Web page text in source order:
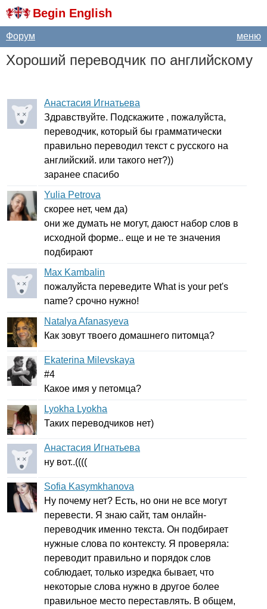
Begin English
меню
Форум
Хороший переводчик по английскому
Анастасия Игнатьева
Здравствуйте. Подскажите , пожалуйста,
переводчик, который бы грамматически
правильно переводил текст с русского на
английский. или такого нет?))
заранее спасибо
Yulia Petrova
скорее нет, чем да)
они же думать не могут, даюст набор слов в
исходной форме.. еще и не те значения
подбирают
Max Kambalin
пожалуйста переведите What is your pet's
name? срочно нужно!
Natalya Afanasyeva
Как зовут твоего домашнего питомца?
Ekaterina Milevskaya
#4
Какое имя у петомца?
Lyokha Lyokha
Таких переводчиков нет)
Анастасия Игнатьева
ну вот..((((
Sofia Kasymkhanova
Ну почему нет? Есть, но они не все могут
перевести. Я знаю сайт, там онлайн-
переводчик именно текста. Он подбирает
нужные слова по контексту. Я проверяла:
переводит правильно и порядок слов
соблюдает, только изредка бывает, что
некоторые слова нужно в другое более
правильное место переставлять. В общем,